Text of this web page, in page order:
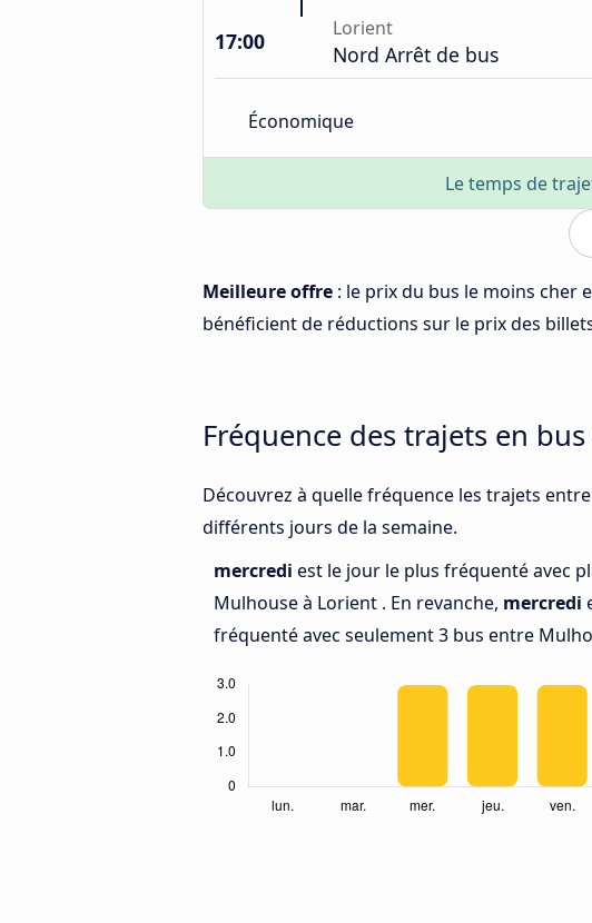
17:00 Lorient
Nord Arrêt de bus
Économique
Le temps de
Meilleure offre : le prix du bus le moins cher
bénéficient de réductions sur le prix des
Fréquence des trajets en
Découvrez à quelle fréquence les trajets
différents jours de la semaine.
mercredi est le jour le plus fréquenté avec
Mulhouse à Lorient . En revanche, mercredi
fréquenté avec seulement 3 bus entre